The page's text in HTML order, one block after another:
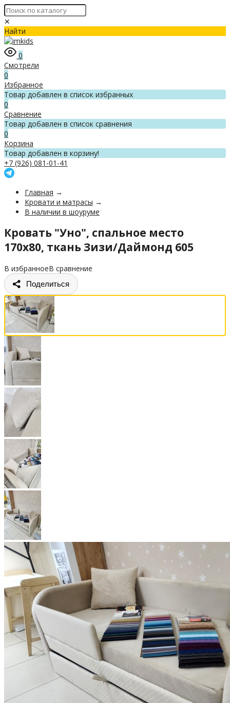
✕
Найти
0
Смотрели
0
Избранное
Товар добавлен в список избранных
0
Сравнение
Товар добавлен в список сравнения
0
Корзина
Товар добавлен в корзину!
+7 (926) 081-01-41
Главная →
Кровати и матрасы →
В наличии в шоуруме
Кровать "Уно", спальное место
170х80, ткань Зизи/Даймонд 605
В избранноеВ сравнение
Поделиться